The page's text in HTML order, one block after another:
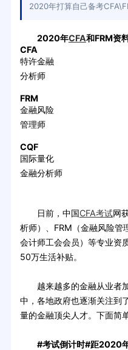
2020年打算自己备考
2020年CFA和FRM资
CFA
特许金融
分析师
FRM
金融风险
管理师
CQF
国际量化
金融分析师
日前，中国CFA考试网
析师）、FRM（金融风险管
会计师工会会员）等专业资
50万生活补贴。
越来越多的金融从业者加
中，各地政府也逐渐关注到
量的金融顶尖人才。下面简
#考试倒计时#距2020年